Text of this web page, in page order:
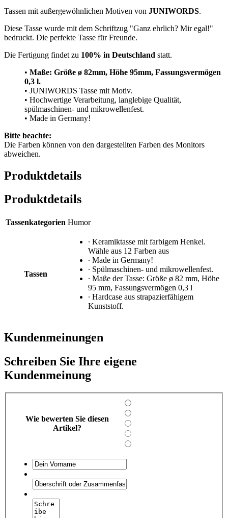
Tassen mit außergewöhnlichen Motiven von JUNIWORDS.
Diese Tasse wurde mit dem Schriftzug "Ganz ehrlich? Mir egal!"
bedruckt. Die perfekte Tasse für Freunde.
Die Fertigung findet zu 100% in Deutschland statt.
• Maße: Größe ø 82mm, Höhe 95mm, Fassungsvermögen
0,3 l.
• JUNIWORDS Tasse mit Motiv.
• Hochwertige Verarbeitung, langlebige Qualität,
spülmaschinen- und mikrowellenfest.
• Made in Germany!
Bitte beachte:
Die Farben können von den dargestellten Farben des Monitors
abweichen.
Produktdetails
Produktdetails
Tassenkategorien Humor
Tassen
∙ Keramiktasse mit farbigem Henkel.
Wähle aus 12 Farben aus
∙ Made in Germany!
∙ Spülmaschinen- und mikrowellenfest.
∙ Maße der Tasse: Größe ø 82 mm, Höhe
95 mm, Fassungsvermögen 0,3 l
∙ Hardcase aus strapazierfähigem
Kunststoff.
Kundenmeinungen
Schreiben Sie Ihre eigene
Kundenmeinung
Wie bewerten Sie diesen
Artikel?